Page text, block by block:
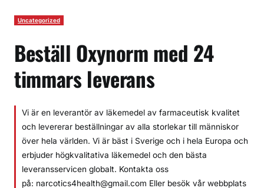
Uncategorized
Beställ Oxynorm med 24
timmars leverans
Vi är en leverantör av läkemedel av farmaceutisk kvalitet
och levererar beställningar av alla storlekar till människor
över hela världen. Vi är bäst i Sverige och i hela Europa och
erbjuder högkvalitativa läkemedel och den bästa
leveransservicen globalt. Kontakta oss
på: narcotics4health@gmail.com Eller besök vår webbplats